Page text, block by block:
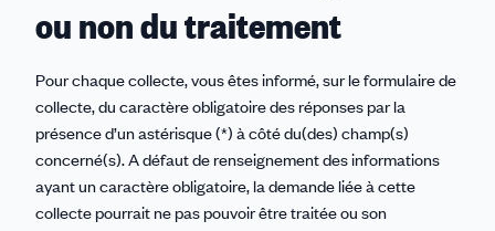
ou non du traitement
Pour chaque collecte, vous êtes informé, sur le formulaire de
collecte, du caractère obligatoire des réponses par la
présence d’un astérisque (*) à côté du(des) champ(s)
concerné(s). A défaut de renseignement des informations
ayant un caractère obligatoire, la demande liée à cette
collecte pourrait ne pas pouvoir être traitée ou son